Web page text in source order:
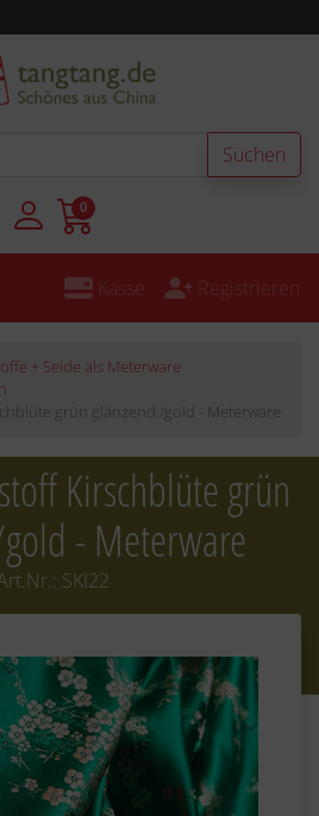
Suchen
0
Kasse Registrieren
+ Seide als Meterware
grün glänzend /gold - Meterware
Kirschblüte grün
- Meterware
SKI22